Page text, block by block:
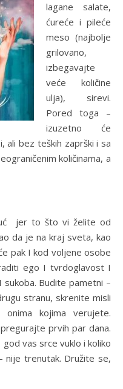
lagane salate,
ćureće i pileće
meso (najbolje
grilovano,
izbegavajte
veće količine
ulja), sirevi.
Pored toga –
izuzetno će
ali bez teških zaprški i sa
količinama, a
jer to što vi želite od
da je na kraj sveta, kao
pak I kod voljene osobe
ego I tvrdoglavost I
Budite pametni –
stranu, skrenite misli
kojima verujete.
prvih par dana.
vas srce vuklo i koliko
nije trenutak. Družite se,